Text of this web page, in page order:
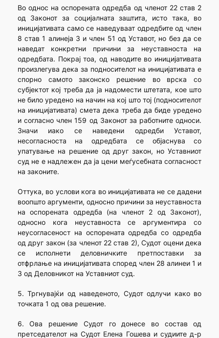
Во однос на оспорената одредба од членот 22 став 2
од Законот за социјалната заштита, исто така, во
иницијативата само се наведуваат одредбите од член
8 став 1 алинеја 3 и член 51 од Уставот, но без да се
наведат конкретни причини за неуставноста на
одредбата. Покрај тоа, од наводите во иницијативата
произлегува дека за подносителот на иницијативата е
спорно самото законско решение во врска со
субјектот кој треба да ја надомести штетата, кое што
не било уредено на начин на кој што тој (подносителот
на иницијативата) смета дека треба да биде уредено
и согласно член 159 од Законот за работните односи.
Значи иако се наведени одредби Уставот,
несогласноста на одредбата се објаснува со
упатување на решение од друг закон, но Уставниот
суд не е надлежен да ја цени меѓусебната согласност
на законите.
Оттука, во услови кога во иницијативата не се дадени
воопшто аргументи, односно причини за неуставноста
на оспорената одредба (на членот 2 од Законот),
односно кога неуставноста се аргументира со
неусогласеност на оспорената одредба со одредба
од друг закон (за членот 22 став 2), Судот оцени дека
се исполнети деловничките претпоставки за
отфрлање на иницијативата според член 28 алинеи 1 и
3 од Деловникот на Уставниот суд.
5. Тргнувајќи од наведеното, Судот одлучи како во
точката 1 од ова решение.
6. Ова решение Судот го донесе во состав од
претседателот на Судот Елена Гошева и судиите д-р